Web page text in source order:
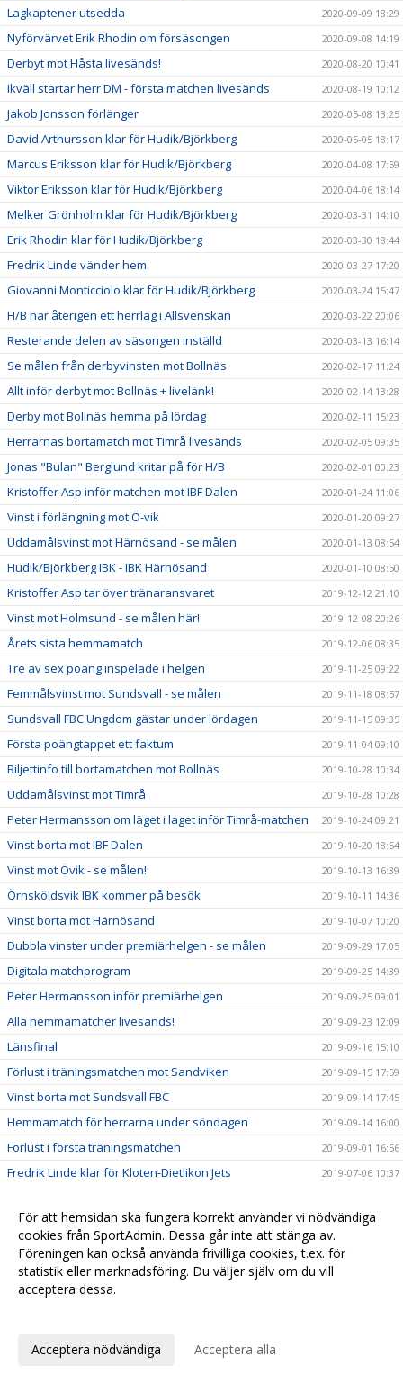
Lagkaptener utsedda 2020-09-09 18:29
Nyförvärvet Erik Rhodin om försäsongen 2020-09-08 14:19
Derbyt mot Håsta livesänds! 2020-08-20 10:41
Ikväll startar herr DM - första matchen livesänds 2020-08-19 10:12
Jakob Jonsson förlänger 2020-05-08 13:25
David Arthursson klar för Hudik/Björkberg 2020-05-05 18:17
Marcus Eriksson klar för Hudik/Björkberg 2020-04-08 17:59
Viktor Eriksson klar för Hudik/Björkberg 2020-04-06 18:14
Melker Grönholm klar för Hudik/Björkberg 2020-03-31 14:10
Erik Rhodin klar för Hudik/Björkberg 2020-03-30 18:44
Fredrik Linde vänder hem 2020-03-27 17:20
Giovanni Monticciolo klar för Hudik/Björkberg 2020-03-24 15:47
H/B har återigen ett herrlag i Allsvenskan 2020-03-22 20:06
Resterande delen av säsongen inställd 2020-03-13 16:14
Se målen från derbyvinsten mot Bollnäs 2020-02-17 11:24
Allt inför derbyt mot Bollnäs + livelänk! 2020-02-14 13:28
Derby mot Bollnäs hemma på lördag 2020-02-11 15:23
Herrarnas bortamatch mot Timrå livesänds 2020-02-05 09:35
Jonas "Bulan" Berglund kritar på för H/B 2020-02-01 00:23
Kristoffer Asp inför matchen mot IBF Dalen 2020-01-24 11:06
Vinst i förlängning mot Ö-vik 2020-01-20 09:27
Uddamålsvinst mot Härnösand - se målen 2020-01-13 08:54
Hudik/Björkberg IBK - IBK Härnösand 2020-01-10 08:50
Kristoffer Asp tar över tränaransvaret 2019-12-12 21:10
Vinst mot Holmsund - se målen här! 2019-12-08 20:26
Årets sista hemmamatch 2019-12-06 08:35
Tre av sex poäng inspelade i helgen 2019-11-25 09:22
Femmålsvinst mot Sundsvall - se målen 2019-11-18 08:57
Sundsvall FBC Ungdom gästar under lördagen 2019-11-15 09:35
Första poängtappet ett faktum 2019-11-04 09:10
Biljettinfo till bortamatchen mot Bollnäs 2019-10-28 10:34
Uddamålsvinst mot Timrå 2019-10-28 10:28
Peter Hermansson om läget i laget inför Timrå-matchen 2019-10-24 09:21
Vinst borta mot IBF Dalen 2019-10-20 18:54
Vinst mot Övik - se målen! 2019-10-13 16:39
Örnsköldsvik IBK kommer på besök 2019-10-11 14:36
Vinst borta mot Härnösand 2019-10-07 10:20
Dubbla vinster under premiärhelgen - se målen 2019-09-29 17:05
Digitala matchprogram 2019-09-25 14:39
Peter Hermansson inför premiärhelgen 2019-09-25 09:01
Alla hemmamatcher livesänds! 2019-09-23 12:09
Länsfinal 2019-09-16 15:10
Förlust i träningsmatchen mot Sandviken 2019-09-15 17:59
Vinst borta mot Sundsvall FBC 2019-09-14 17:45
Hemmamatch för herrarna under söndagen 2019-09-14 16:00
Förlust i första träningsmatchen 2019-09-01 16:56
Fredrik Linde klar för Kloten-Dietlikon Jets 2019-07-06 10:37
David Persson klar för nästa säsong 2019-05-29 11:13
Elias Slagbrand Nyqvist klar för H/B 2019-05-23 20:12
Simon Bergström vinkar adjö 2019-05-22 12:45
Ny målvakt klar för Hudik/Björkberg
Rasmus Blid klar för nästa säsong
För att hemsidan ska fungera korrekt använder vi nödvändiga
cookies från SportAdmin. Dessa går inte att stänga av.
Föreningen kan också använda frivilliga cookies, t.ex. för
statistik eller marknadsföring. Du väljer själv om du vill
acceptera dessa.
Acceptera nödvändiga Acceptera alla